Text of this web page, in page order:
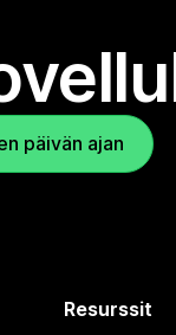
päivän ajan
Resurssit